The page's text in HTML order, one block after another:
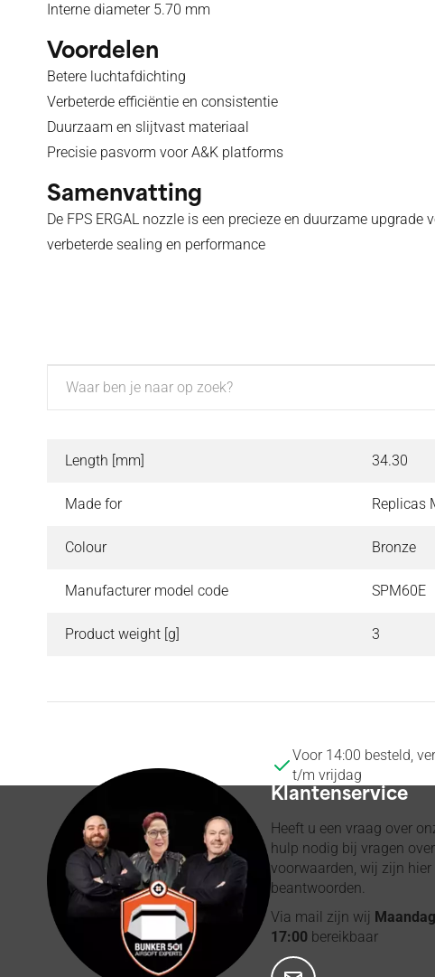
Interne diameter 5.70 mm
Voordelen
Betere luchtafdichting
Verbeterde efficiëntie en consistentie
Duurzaam en slijtvast materiaal
Precisie pasvorm voor A&K platforms
Samenvatting
De FPS ERGAL nozzle is een precieze en duurzame
verbeterde sealing en performance
Specificaties
Length [mm] 34.30
Made for Replicas
Colour Bronze
Manufacturer model code SPM60E
Product weight [g] 3
Voor 14:00 besteld,
t/m vrijdag
Klantenservice
Heeft u een vraag over
hulp nodig bij vragen
voorwaarden, wij zijn
beantwoorden.
Via mail zijn wij
17:00 bereikbaar